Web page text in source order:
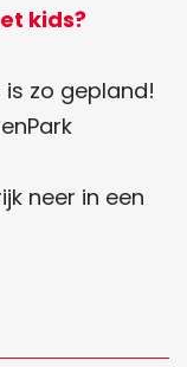
kids?
zo gepland!
neer in een